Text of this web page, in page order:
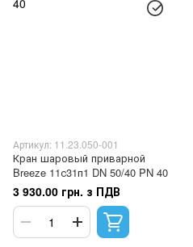
Артикул: 11.23.050-001
Кран шаровый приварной
Breeze 11с31п1 DN 50/40 PN 40
3 930.00 грн. з ПДВ